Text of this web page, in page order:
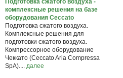
Подготовка сжатого воздуха -
комплексные решения на базе
оборудования Ceccato
Подготовка сжатого воздуха.
Комплексные решения для
подготовки сжатого воздуха.
Компрессорное оборудование
Чеккато (Ceccato Aria Compressa
SpA).... далее